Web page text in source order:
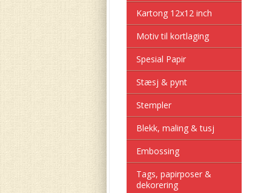
Kartong 12x12 inch
Motiv til kortlaging
Spesial Papir
Stæsj & pynt
Stempler
Blekk, maling & tusj
Embossing
Tags, papirposer &
dekorering